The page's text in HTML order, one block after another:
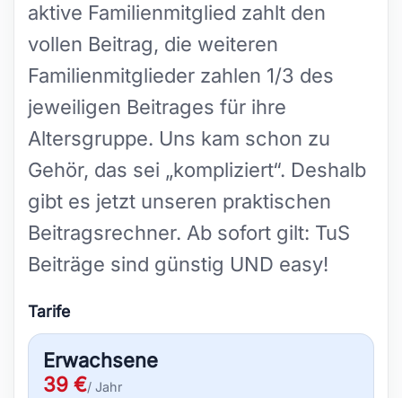
aktive Familienmitglied zahlt den
vollen Beitrag, die weiteren
Familienmitglieder zahlen 1/3 des
jeweiligen Beitrages für ihre
Altersgruppe. Uns kam schon zu
Gehör, das sei „kompliziert“. Deshalb
gibt es jetzt unseren praktischen
Beitragsrechner. Ab sofort gilt: TuS
Beiträge sind günstig UND easy!
Tarife
Erwachsene
39 €/ Jahr